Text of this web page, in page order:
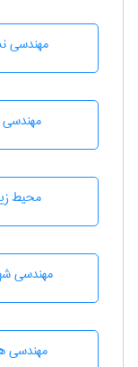
مهندسي
محيط
مهندسی
مهندسی